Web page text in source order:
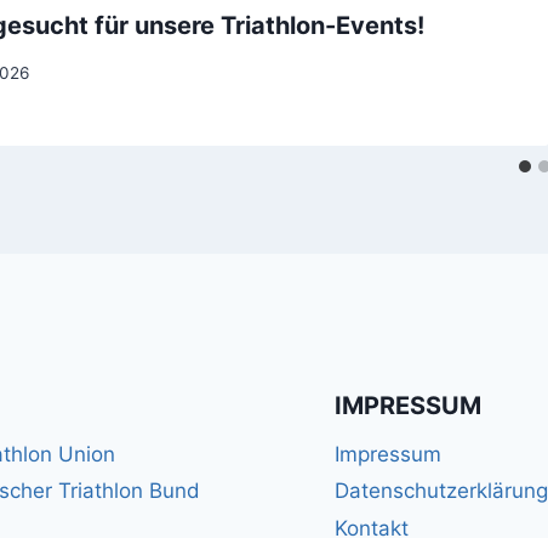
für unsere Triathlon-Events!
Union
Triathlon Bund
IMPRESSUM
Impressum
Datenschutzerklärung
Kontakt